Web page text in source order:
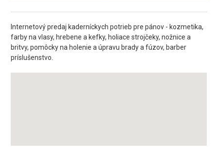
Internetový predaj kaderníckych potrieb pre pánov - kozmetika,
farby na vlasy, hrebene a kefky, holiace strojčeky, nožnice a
britvy, pomôcky na holenie a úpravu brady a fúzov, barber
príslušenstvo.